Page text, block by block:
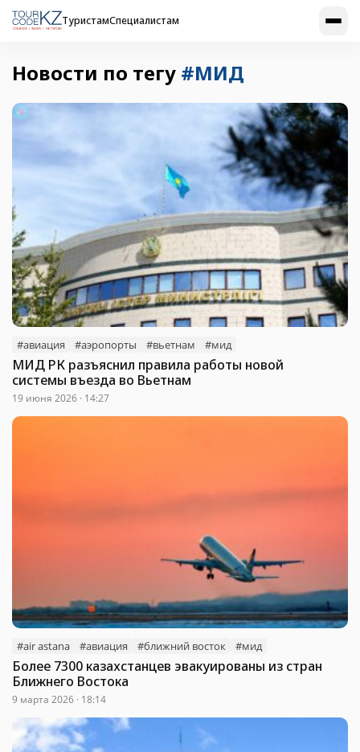
ТуристамСпециалистам
Новости по тегу #МИД
#авиация #аэропорты #вьетнам #мид
МИД РК разъяснил правила работы новой
системы въезда во Вьетнам
19 июня 2026 · 14:27
#air astana #авиация #ближний восток #мид
Более 7300 казахстанцев эвакуированы из стран
Ближнего Востока
9 марта 2026 · 18:14